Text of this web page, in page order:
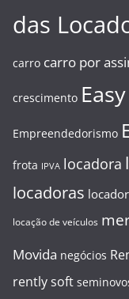
das
carro carro por
crescimento
Empreendedorismo
frota IPVA locadora
locadoras
locação de veículos
Movida negócios
rently soft